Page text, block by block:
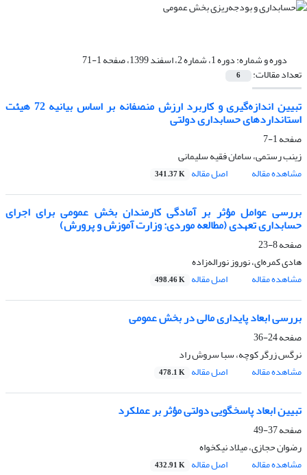
دوره و شماره:دوره 1، شماره 2، اسفند 1399، صفحه 1-71
تعداد مقالات: 6
تبیین اندازه‌گیری و کاربرد ارزش منصفانه بر اساس بیانیه 72 هیئت
استانداردهای حسابداری دولتی
صفحه1-7
زینب رستمی، سامان فقیه سلیمانی
مشاهده مقاله
اصل مقاله 341.37 K
بررسی عوامل مؤثر بر آمادگی کارمندان بخش عمومی برای اجرای
حسابداری تعهدی (مطالعه موردی: وزارت آموزش و پرورش)
صفحه8-23
هادی کمره‌ای، نوروز نوراله‌زاده
مشاهده مقاله
اصل مقاله 498.46 K
بررسی ابعاد پایداری مالی در بخش عمومی
صفحه24-36
نرگس زرگر کوچه، سبا سروش راد
مشاهده مقاله
اصل مقاله 478.1 K
تبیین ابعاد پاسخگویی دولتی مؤثر بر عملکرد
صفحه37-49
رضوان حجازی، میلاد نیکخواه
مشاهده مقاله
اصل مقاله 432.91 K